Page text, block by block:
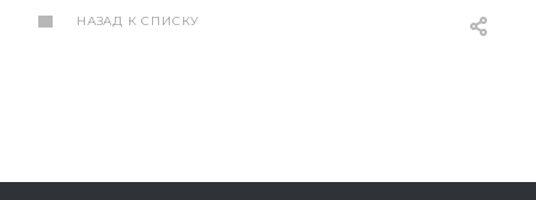
НАЗАД К СПИСКУ